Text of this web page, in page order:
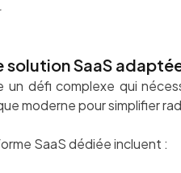
SaaS
défi complexe qui
moderne pour simplifier
SaaS dédiée incluent :